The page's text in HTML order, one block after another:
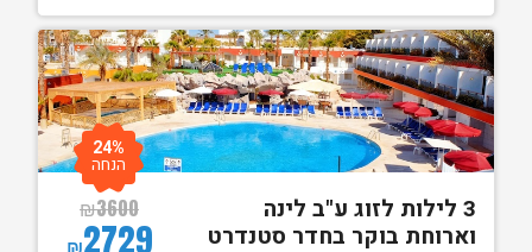
3 לילות לזוג ע"ב לינה
וארוחת בוקר בחדר סטנדרט
₪3600
₪2729
24%
הנחה